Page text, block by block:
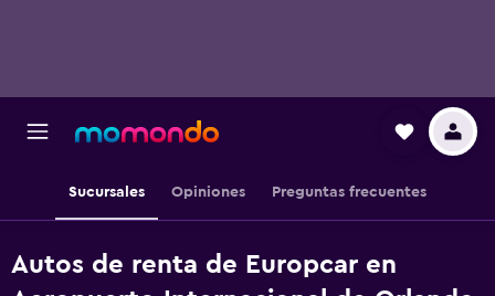
Sucursales Opiniones Preguntas frecuentes
Autos de renta de Europcar en